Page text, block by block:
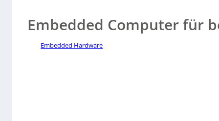
Embedded Computer für
Embedded Hardware